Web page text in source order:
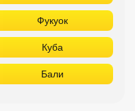
Фукуок
Куба
Бали